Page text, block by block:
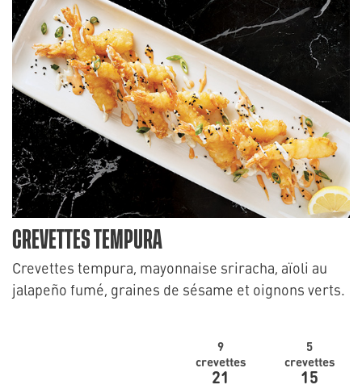
CREVETTES TEMPURA
Crevettes tempura, mayonnaise sriracha, aïoli au
jalapeño fumé, graines de sésame et oignons verts.
9
crevettes
21
5
crevettes
15